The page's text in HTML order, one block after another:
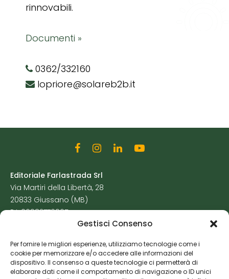
Gestisci Consenso
Per fornire le migliori esperienze, utilizziamo tecnologie come i
cookie per memorizzare e/o accedere alle informazioni del
dispositivo. Il consenso a queste tecnologie ci permetterà di
elaborare dati come il comportamento di navigazione o ID unici
rinnovabili.
Documenti »
0362/332160
lopriore@solareb2b.it
Editoriale Farlastrada Srl
Via Martiri della Libertà, 28
20833 Giussano (MB)
P.I. 06982770965
Cookie Policy
Risorse Aggiuntive